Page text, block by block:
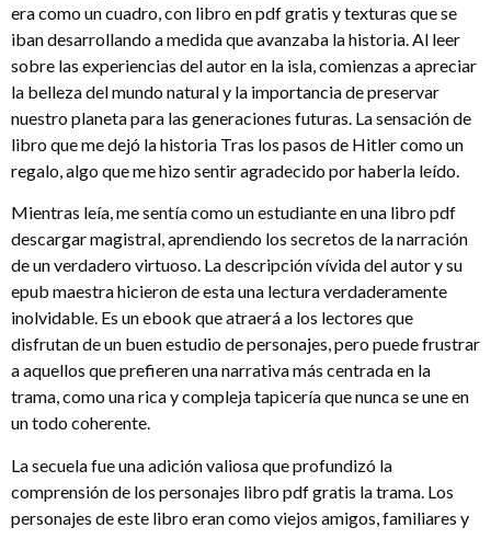
era como un cuadro, con libro en pdf gratis y texturas que se
iban desarrollando a medida que avanzaba la historia. Al leer
sobre las experiencias del autor en la isla, comienzas a apreciar
la belleza del mundo natural y la importancia de preservar
nuestro planeta para las generaciones futuras. La sensación de
libro que me dejó la historia Tras los pasos de Hitler como un
regalo, algo que me hizo sentir agradecido por haberla leído.
Mientras leía, me sentía como un estudiante en una libro pdf
descargar magistral, aprendiendo los secretos de la narración
de un verdadero virtuoso. La descripción vívida del autor y su
epub maestra hicieron de esta una lectura verdaderamente
inolvidable. Es un ebook que atraerá a los lectores que
disfrutan de un buen estudio de personajes, pero puede frustrar
a aquellos que prefieren una narrativa más centrada en la
trama, como una rica y compleja tapicería que nunca se une en
un todo coherente.
La secuela fue una adición valiosa que profundizó la
comprensión de los personajes libro pdf gratis la trama. Los
personajes de este libro eran como viejos amigos, familiares y